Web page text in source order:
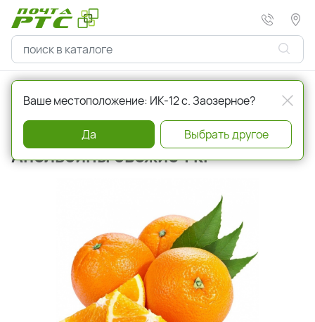
Главная Овощи и фрукты
Артикул 232203
Апельсины свежие 1 кг
Ваше местоположение: ИК-12 с. Заозерное?
Да Выбрать другое